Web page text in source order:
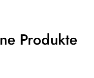
Produkte